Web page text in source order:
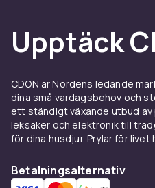
som döljer sig i
spännande resa
psykologiska
verkar. Fascinerande
vändningar och en
gör dessa böcker till en
upplevelse. Vare sig
deckare eller moderna
Upptäck
CDON är Nordens ledande
dina små vardagsbehov och
ett ständigt växande utbud av
leksaker och elektronik till
för dina husdjur. Prylar för livet
Betalningsalternativ